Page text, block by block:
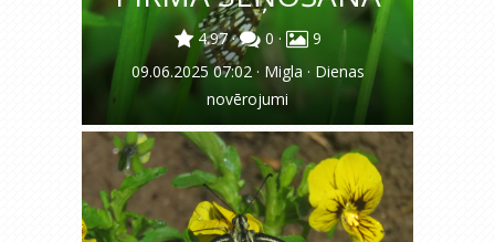
4.97· 0 ·
9
09.06.2025 07:02 · Migla · Dienas
novērojumi